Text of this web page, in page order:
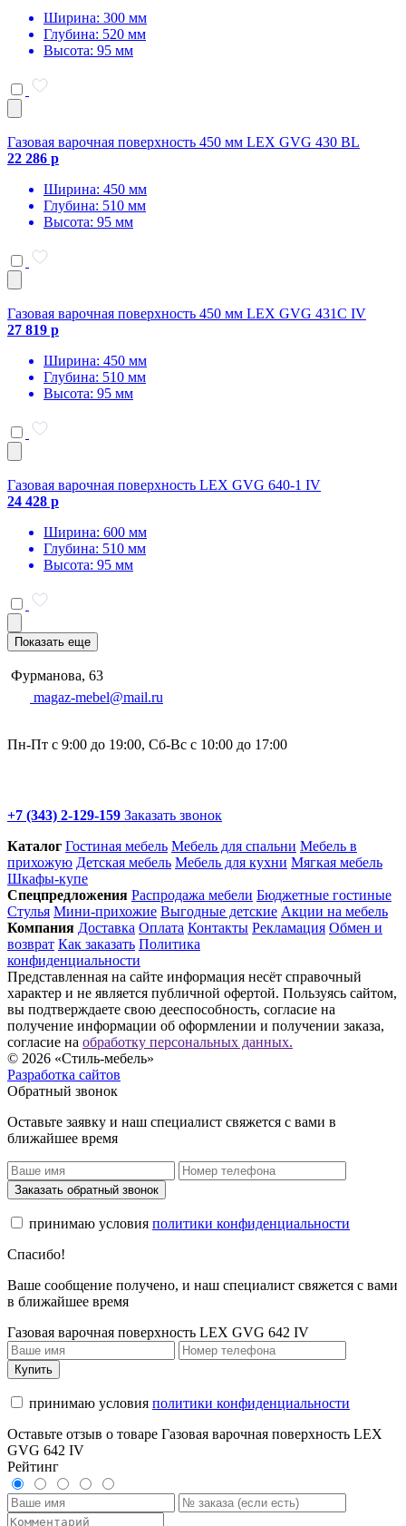
Ширина: 300 мм
Глубина: 520 мм
Высота: 95 мм
Газовая варочная поверхность 450 мм LEX GVG 430 BL
22 286 р
Ширина: 450 мм
Глубина: 510 мм
Высота: 95 мм
Газовая варочная поверхность 450 мм LEX GVG 431C IV
27 819 р
Ширина: 450 мм
Глубина: 510 мм
Высота: 95 мм
Газовая варочная поверхность LEX GVG 640-1 IV
24 428 р
Ширина: 600 мм
Глубина: 510 мм
Высота: 95 мм
Показать еще
Фурманова, 63
magaz-mebel@mail.ru
Пн-Пт с 9:00 до 19:00, Сб-Вс с 10:00 до 17:00
+7 (343) 2-129-159 Заказать звонок
Каталог Гостиная мебель Мебель для спальни Мебель в
прихожую Детская мебель Мебель для кухни Мягкая мебель
Шкафы-купе
Спец­предложения Распродажа мебели Бюджетные гостиные
Стулья Мини-прихожие Выгодные детские Акции на мебель
Компания Доставка Оплата Контакты Рекламация Обмен и
возврат Как заказать Политика
конфиденциальности
Представленная на сайте информация несёт справочный
характер и не является публичной офертой. Пользуясь сайтом,
вы подтверждаете свою дееспособность, согласие на
получение информации об оформлении и получении заказа,
согласие на обработку персональных данных.
© 2026 «Стиль-мебель»
Разработка сайтов
Обратный звонок
Оставьте заявку и наш специалист свяжется с вами в
ближайшее время
Заказать обратный звонок
принимаю условия политики конфиденциальности
Спасибо!
Ваше сообщение получено, и наш специалист свяжется с вами
в ближайшее время
Газовая варочная поверхность LEX GVG 642 IV
Купить
принимаю условия политики конфиденциальности
Оставьте отзыв о товаре Газовая варочная поверхность LEX
GVG 642 IV
Рейтинг